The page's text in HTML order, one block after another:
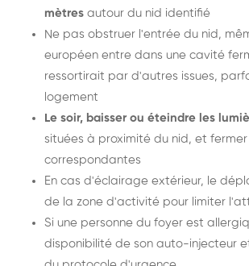
mètres autour du nid identifié
Ne pas obstruer l'entrée du nid,
européen entre dans une cavité
ressortirait par d'autres issues,
logement
Le soir, baisser ou éteindre les
situées à proximité du nid, et
correspondantes
En cas d'éclairage extérieur, le
de la zone d'activité pour limiter
Si une personne du foyer est
disponibilité de son auto-injecteur